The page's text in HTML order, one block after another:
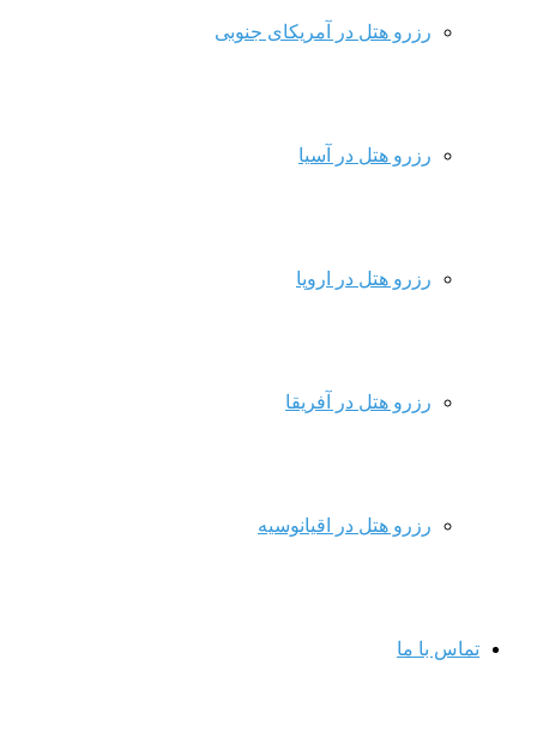
رزرو هتل در آمریکای جنوبی
رزرو هتل در آسیا
رزرو هتل در اروپا
رزرو هتل در آفریقا
رزرو هتل در اقیانوسیه
تماس با ما